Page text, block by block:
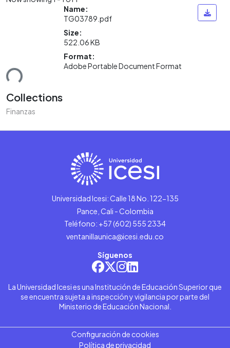
Name:
TG03789.pdf
Size:
522.06 KB
Format:
Adobe Portable Document Format
Collections
Finanzas
Universidad Icesi: Calle 18 No. 122-135
Pance, Cali - Colombia
Teléfono: +57 (602) 555 2334
ventanillaunica@icesi.edu.co
Síguenos
La Universidad Icesi es una Institución de Educación Superior que
se encuentra sujeta a inspección y vigilancia por parte del
Ministerio de Educación Nacional.
Configuración de cookies
Política de privacidad